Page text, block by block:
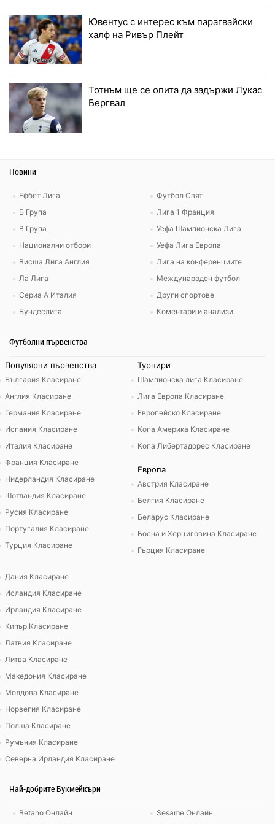
Ювентус с интерес към парагвайски
халф на Ривър Плейт
Тотнъм ще се опита да задържи Лукас
Бергвал
Новини
Ефбет Лига
Б Група
В Група
Национални отбори
Висша Лига Англия
Ла Лига
Сериа А Италия
Бундеслига
Футбол Свят
Лига 1 Франция
Уефа Шампионска Лига
Уефа Лига Европа
Лига на конференциите
Международен футбол
Други спортове
Коментари и анализи
Футболни първенства
Популярни първенства
България Класиране
Англия Класиране
Германия Класиране
Испания Класиране
Италия Класиране
Франция Класиране
Нидерландия Класиране
Шотландия Класиране
Русия Класиране
Португалия Класиране
Турция Класиране
Турнири
Шампионска лига Класиране
Лига Европа Класиране
Европейско Класиране
Копа Америка Класиране
Копа Либертадорес Класиране
Европа
Австрия Класиране
Белгия Класиране
Беларус Класиране
Босна и Херциговина Класиране
Гърция Класиране
Дания Класиране
Исландия Класиране
Ирландия Класиране
Кипър Класиране
Латвия Класиране
Литва Класиране
Македония Класиране
Молдова Класиране
Норвегия Класиране
Полша Класиране
Румъния Класиране
Северна Ирландия Класиране
Най-добрите Букмейкъри
Betano Онлайн
Sesame Онлайн